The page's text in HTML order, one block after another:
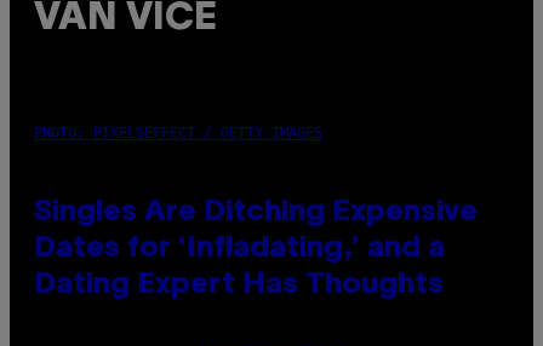
VAN VICE
PHOTO: PIXELSEFFECT / GETTY IMAGES
Singles Are Ditching Expensive
Dates for ‘Infladating,’ and a
Dating Expert Has Thoughts